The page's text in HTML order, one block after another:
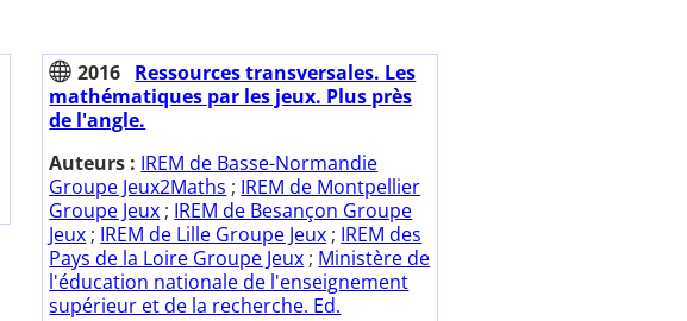
2016 Ressources transversales. Les
mathématiques par les jeux. Plus près
de l'angle.
Auteurs : IREM de Basse-Normandie
Groupe Jeux2Maths ; IREM de Montpellier
Groupe Jeux ; IREM de Besançon Groupe
Jeux ; IREM de Lille Groupe Jeux ; IREM des
Pays de la Loire Groupe Jeux ; Ministère de
l'éducation nationale de l'enseignement
supérieur et de la recherche. Ed.